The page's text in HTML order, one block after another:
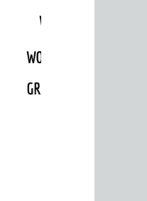
S
WINDECKPLATZ
WOCHENMARKT
GROOVE